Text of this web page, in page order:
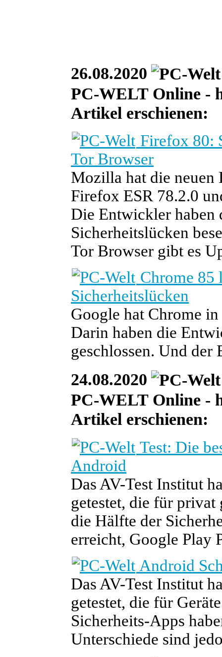
26.08.2020
PC-WELT Online -
Artikel erschienen:
Firefox 80:
Tor Browser
Mozilla hat die neuen
Firefox ESR 78.2.0
Die Entwickler haben
Sicherheitslücken
Tor Browser gibt es
Chrome 85
Sicherheitslücken
Google hat Chrome
Darin haben die
geschlossen. Und der
24.08.2020
PC-WELT Online -
Artikel erschienen:
Test: Die
Android
Das AV-Test Institut
getestet, die für privat
die Hälfte der
erreicht, Google Play
Android
Das AV-Test Institut
getestet, die für
Sicherheits-Apps
Unterschiede sind